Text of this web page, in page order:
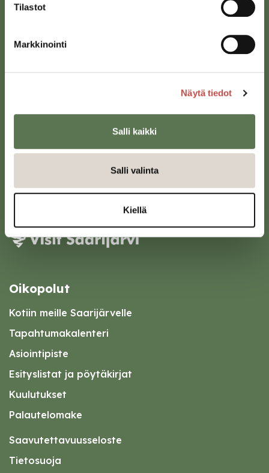
Tilastot
Markkinointi
Näytä tiedot
Salli kaikki
Salli valinta
Kiellä
Saarijärven kaupunki
43100 Saarijärvi
kirjaamo@saarijarvi.fi
Karttapalvelu
Oikopolut
Kotiin meille Saarijärvelle
Tapahtumakalenteri
Asiointipiste
Esityslistat ja pöytäkirjat
Kuulutukset
Palautelomake
Saavutettavuusseloste
Tietosuoja